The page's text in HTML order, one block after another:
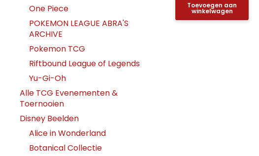
Toevoegen aan
winkelwagen
One Piece
POKEMON LEAGUE ABRA'S
ARCHIVE
Pokemon TCG
Riftbound League of Legends
Yu-Gi-Oh
Alle TCG Evenementen &
Toernooien
Disney Beelden
Alice in Wonderland
Botanical Collectie